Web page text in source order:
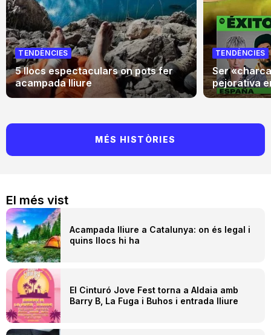
El més vist
Acampada lliure a Catalunya: on és legal i
quins llocs hi ha
El Cinturó Jove Fest torna a Aldaia amb
Barry B, La Fuga i Buhos i entrada lliure
TENDÈNCIES
5 llocs espectaculars on pots fer
acampada lliure
TENDÈNCIES
Ser
pejorativa
MÉS HISTÒRIES